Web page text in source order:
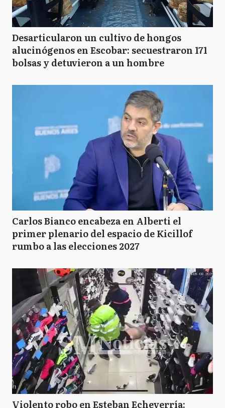
Desarticularon un cultivo de hongos
alucinógenos en Escobar: secuestraron 171
bolsas y detuvieron a un hombre
Carlos Bianco encabeza en Alberti el
primer plenario del espacio de Kicillof
rumbo a las elecciones 2027
Violento robo en Esteban Echeverría: